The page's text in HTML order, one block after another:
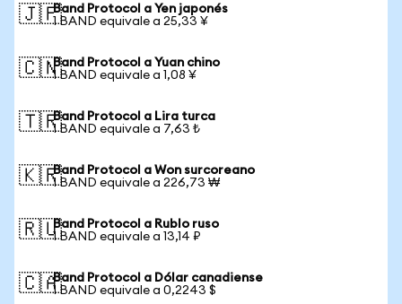
🇯🇵Band Protocol a Yen japonés
1 BAND equivale a 25,33 ¥
🇨🇳Band Protocol a Yuan chino
1 BAND equivale a 1,08 ¥
🇹🇷Band Protocol a Lira turca
1 BAND equivale a 7,63 ₺
🇰🇷Band Protocol a Won surcoreano
1 BAND equivale a 226,73 ₩
🇷🇺Band Protocol a Rublo ruso
1 BAND equivale a 13,14 ₽
🇨🇦Band Protocol a Dólar canadiense
1 BAND equivale a 0,2243 $